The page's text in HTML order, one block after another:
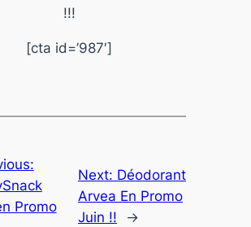
!!!
[cta id=’987′]
Promo
Next: Déodorant
Arvea En Promo
Juin !!
→